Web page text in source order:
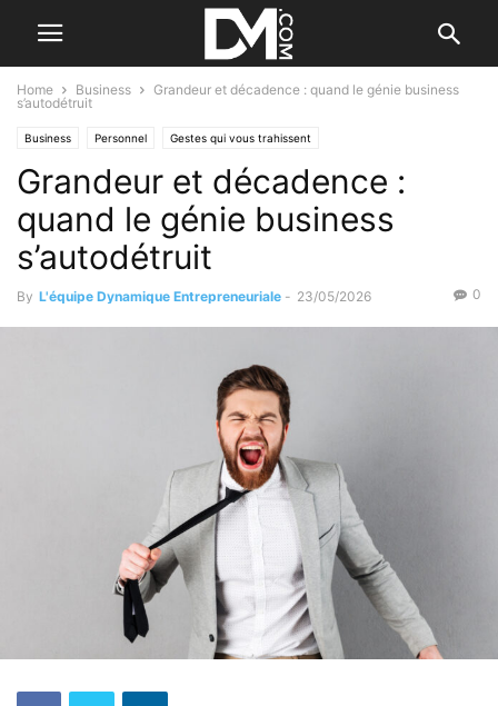
Home Business
Grandeur et décadence : quand le génie business
s’autodétruit
Business Personnel Gestes qui vous trahissent
Grandeur et décadence :
quand le génie business
s’autodétruit
By L'équipe Dynamique Entrepreneuriale - 23/05/2026 0